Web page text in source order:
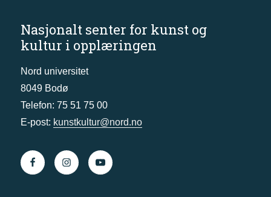
Nasjonalt senter for kunst og
kultur i opplæringen
Nord universitet
8049 Bodø
Telefon: 75 51 75 00
E-post: kunstkultur@nord.no